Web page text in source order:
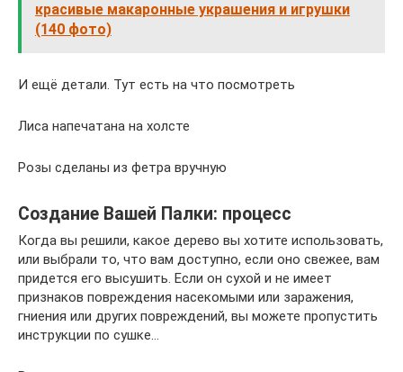
красивые макаронные украшения и игрушки
(140 фото)
И ещё детали. Тут есть на что посмотреть
Лиса напечатана на холсте
Розы сделаны из фетра вручную
Создание Вашей Палки: процесс
Когда вы решили, какое дерево вы хотите использовать,
или выбрали то, что вам доступно, если оно свежее, вам
придется его высушить. Если он сухой и не имеет
признаков повреждения насекомыми или заражения,
гниения или других повреждений, вы можете пропустить
инструкции по сушке…